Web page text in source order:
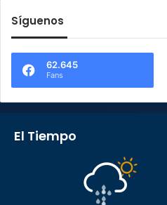
Síguenos
62.645
Fans
El Tiempo